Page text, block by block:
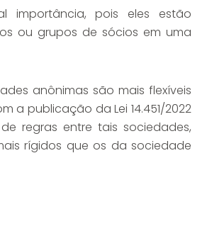
importância, pois eles estão
ou grupos de sócios em uma
anônimas são mais flexíveis
a publicação da Lei 14.451/2022
regras entre tais sociedades,
rígidos que os da sociedade